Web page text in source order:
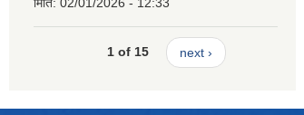
1 of 15 next ›